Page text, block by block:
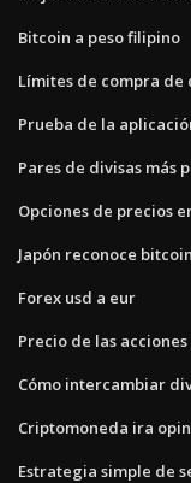
Bitcoin a peso filipino
Límites de compra de
Prueba de la
Pares de divisas más
Opciones de precios
Japón reconoce
Forex usd a eur
Precio de las
Cómo intercambiar
Criptomoneda ira
Estrategia simple de